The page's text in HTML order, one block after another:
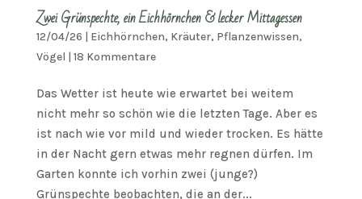
Zwei Grünspechte, ein Eichhörnchen & lecker Mittagessen
12/04/26 | Eichhörnchen, Kräuter, Pflanzenwissen,
Vögel | 18 Kommentare
Das Wetter ist heute wie erwartet bei weitem
nicht mehr so schön wie die letzten Tage. Aber es
ist nach wie vor mild und wieder trocken. Es hätte
in der Nacht gern etwas mehr regnen dürfen. Im
Garten konnte ich vorhin zwei (junge?)
Grünspechte beobachten, die an der...